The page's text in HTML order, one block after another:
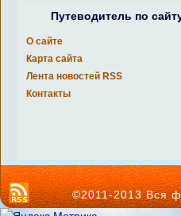
Путеводитель по
О сайте
Карта сайта
Лента новостей RSS
Контакты
©2011-2013 Вся